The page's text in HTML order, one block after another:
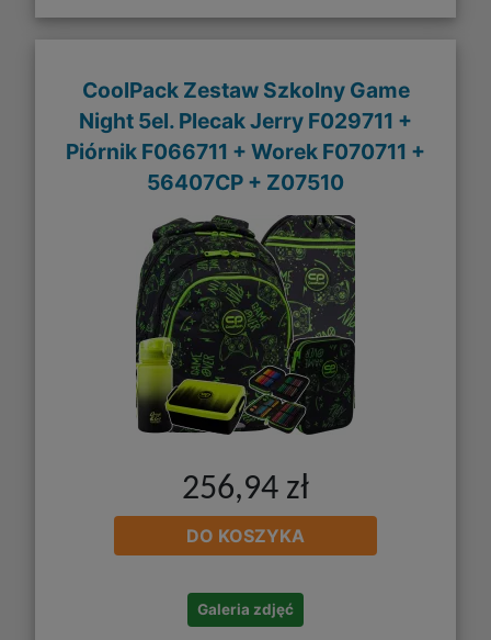
CoolPack Zestaw Szkolny Game
Night 5el. Plecak Jerry F029711 +
Piórnik F066711 + Worek F070711 +
56407CP + Z07510
256,94 zł
DO KOSZYKA
Galeria zdjęć